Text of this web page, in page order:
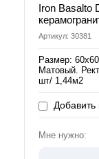
Iron Basalto
Артикул: 30381
Размер:
Матовый.
шт/ 1,44м2
Мне нужно: